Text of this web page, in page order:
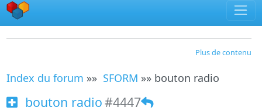
Plus de contenu
Index du forum »» SFORM »» bouton radio
bouton radio#4447